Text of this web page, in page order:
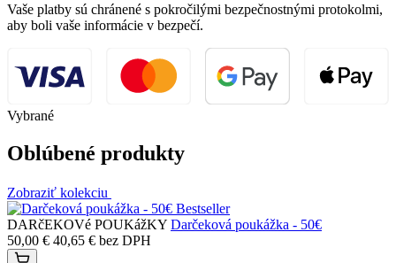
Vaše platby sú chránené s pokročilými bezpečnostnými protokolmi,
aby boli vaše informácie v bezpečí.
Vybrané
Oblúbené produkty
Zobraziť kolekciu
Bestseller
DARčEKOVé POUKážKY Darčeková poukážka - 50€
50,00 € 40,65 € bez DPH